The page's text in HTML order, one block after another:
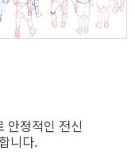
안정적인 전신
니다.